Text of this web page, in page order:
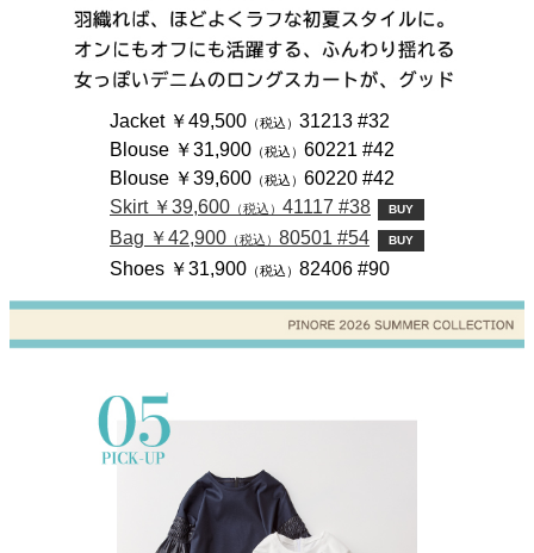
Jacket ￥49,500 （税込） 31213 #32
Blouse ￥31,900 （税込） 60221 #42
Blouse ￥39,600 （税込） 60220 #42
Skirt ￥39,600 （税込） 41117 #38 BUY
Bag ￥42,900 （税込） 80501 #54 BUY
Shoes ￥31,900 （税込） 82406 #90